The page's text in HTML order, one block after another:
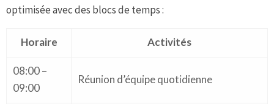
optimisée avec des blocs de temps :
Horaire Activités
08:00 –
09:00
Réunion d’équipe quotidienne